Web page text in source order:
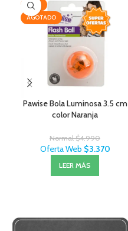
-32%
AGOTADO
Pawise Bola Luminosa 3.5 cm
color Naranja
Normal$4.990
Oferta Web $3.370
LEER MÁS